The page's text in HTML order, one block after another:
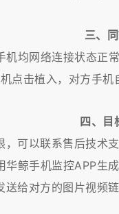
三、
均网络连接状态正
点击植入，对方手
四、目
可以联系售后技
鲸手机监控APP
送给对方的图片视频